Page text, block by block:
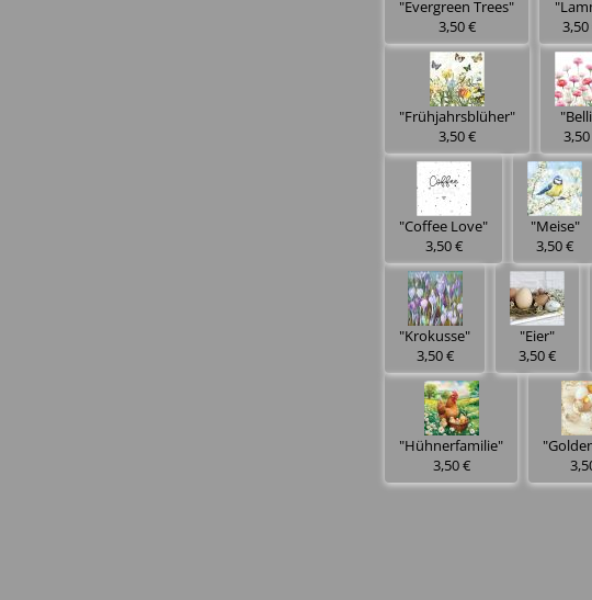
"Evergreen Trees"
3,50 €
3,50
"Frühjahrsblüher"
3,50 €
"Coffee Love"
3,50 €
"Meise"
3,50 €
"Krokusse"
3,50 €
"Eier"
3,50 €
"Hühnerfamilie"
3,50 €